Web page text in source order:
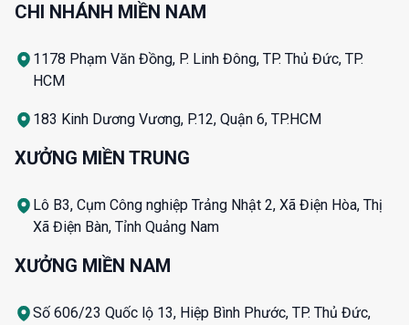
CHI NHÁNH MIỀN NAM
1178 Phạm Văn Đồng, P. Linh Đông, TP. Thủ Đức, TP.
HCM
183 Kinh Dương Vương, P.12, Quận 6, TP.HCM
XƯỞNG MIỀN TRUNG
Lô B3, Cụm Công nghiệp Trảng Nhật 2, Xã Điện Hòa, Thị
Xã Điện Bàn, Tỉnh Quảng Nam
XƯỞNG MIỀN NAM
Số 606/23 Quốc lộ 13, Hiệp Bình Phước, TP. Thủ Đức,